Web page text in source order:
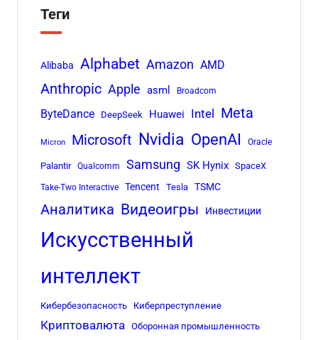
Теги
Alibaba Alphabet Amazon AMD
Anthropic Apple asml Broadcom
ByteDance DeepSeek Huawei Intel Meta
Micron Microsoft Nvidia OpenAI Oracle
Palantir Qualcomm Samsung SK Hynix SpaceX
Take-Two Interactive Tencent Tesla TSMC
Аналитика Видеоигры Инвестиции
Искусственный
интеллект
Кибербезопасность Киберпреступление
Криптовалюта Оборонная промышленность